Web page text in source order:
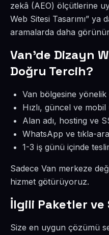
zekâ (AEO) ölçütlerine
Web Sitesi Tasarımı” ya
aramalarda daha
Van’de Dizayn
Doğru Tercih?
Van bölgesine
Hızlı, güncel ve mobil
Alan adı, hosting ve
WhatsApp ve tıkla-
1-3 iş günü içinde
Sadece Van merkeze
hizmet götürüyoruz.
İlgili Paketler
Size en uygun çözümü